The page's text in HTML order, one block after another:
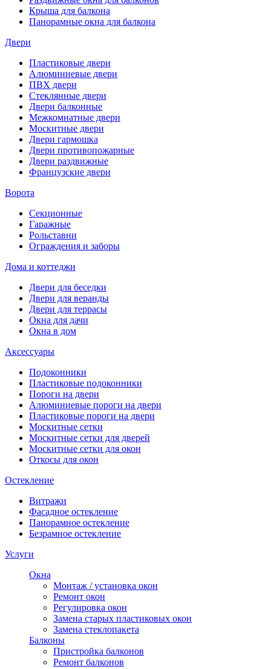
Крыша для балкона
Панорамные окна для балкона
Двери
Пластиковые двери
Алюминиевые двери
ПВХ двери
Стеклянные двери
Двери балконные
Межкомнатные двери
Москитные двери
Двери гармошка
Двери противопожарные
Двери раздвижные
Французские двери
Ворота
Секционные
Гаражные
Рольставни
Ограждения и заборы
Дома и коттеджи
Двери для беседки
Двери для веранды
Двери для террасы
Окна для дачи
Окна в дом
Аксессуары
Подоконники
Пластиковые подоконники
Пороги на двери
Алюминиевые пороги на двери
Пластиковые пороги на двери
Москитные сетки
Москитные сетки для дверей
Москитные сетки для окон
Откосы для окон
Остекление
Витражи
Фасадное остекление
Панорамное остекление
Безрамное остекление
Услуги
Окна
Монтаж / установка окон
Ремонт окон
Регулировка окон
Замена старых пластиковых окон
Замена стеклопакета
Балконы
Пристройка балконов
Ремонт балконов